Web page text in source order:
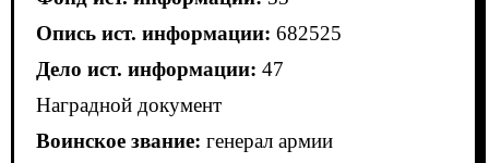
Опись ист. информации: 682525
Дело ист. информации: 47
Наградной документ
Воинское звание: генерал армии